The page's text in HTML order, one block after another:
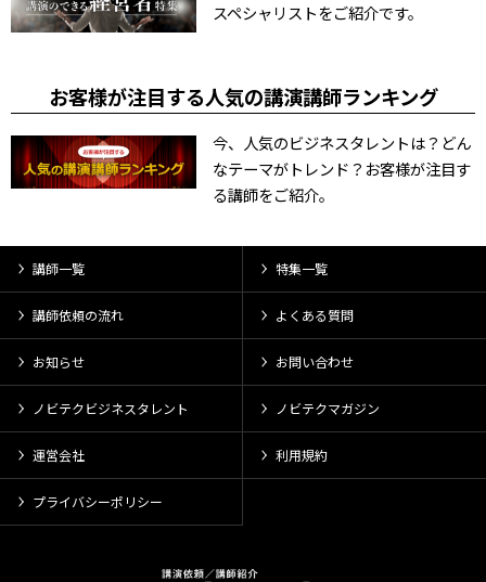
スペシャリストをご紹介です。
お客様が注目する人気の講演講師ランキング
今、人気のビジネスタレントは？どん
なテーマがトレンド？お客様が注目す
る講師をご紹介。
講師一覧 特集一覧
講師依頼の流れ よくある質問
お知らせ お問い合わせ
ノビテクビジネスタレント ノビテクマガジン
運営会社 利用規約
プライバシーポリシー